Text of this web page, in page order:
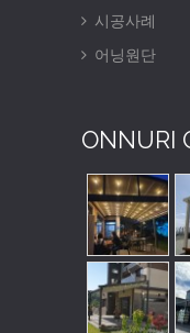
시공사례
어닝원단
ONNURI